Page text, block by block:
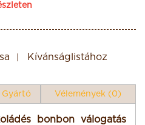
Kívánságlistához
Gyártó Vélemények (0)
bonbon válogatás